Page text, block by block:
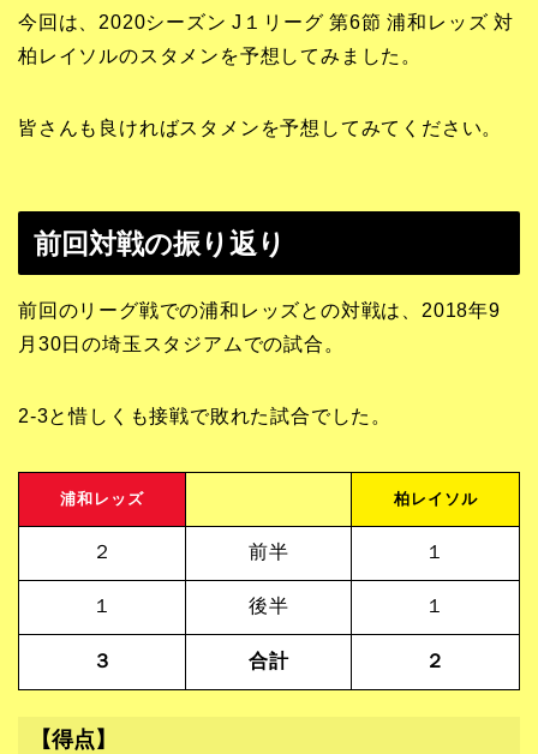
今回は、2020シーズン J１リーグ 第6節 浦和レッズ 対
柏レイソルのスタメンを予想してみました。
皆さんも良ければスタメンを予想してみてください。
前回対戦の振り返り
前回のリーグ戦での浦和レッズとの対戦は、2018年9
月30日の埼玉スタジアムでの試合。
2-3と惜しくも接戦で敗れた試合でした。
浦和レッズ 柏レイソル
２ 前半 １
１ 後半 １
３ 合計 ２
【得点】